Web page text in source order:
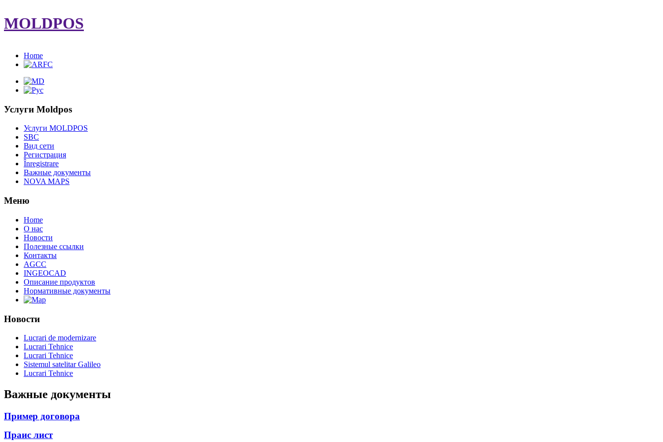
MOLDPOS
Home
Услуги Moldpos
Услуги MOLDPOS
SBC
Вид cети
Регистрация
Înregistrare
Важные документы
NOVA MAPS
Меню
Home
О нас
Новости
Полезные ссылки
Контакты
AGCC
INGEOCAD
Описание продуктов
Нормативные документы
Новости
Lucrari de modernizare
Lucrari Tehnice
Lucrari Tehnice
Sistemul satelitar Galileo
Lucrari Tehnice
Важные документы
Пример договора
Праис лист